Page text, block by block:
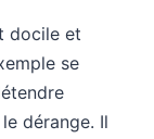
docile et
se
dérange. Il